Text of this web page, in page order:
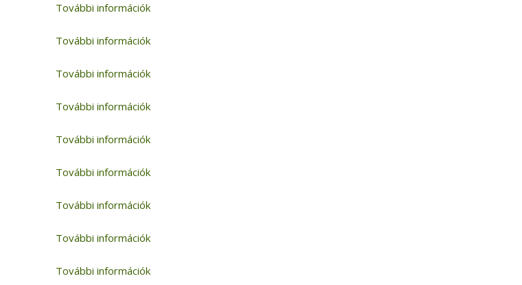
További információk
További információk
További információk
További információk
További információk
További információk
További információk
További információk
További információk